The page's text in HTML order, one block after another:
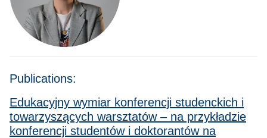
Publications:
Edukacyjny wymiar konferencji studenckich i
towarzyszących warsztatów – na przykładzie
konferencji studentów i doktorantów na